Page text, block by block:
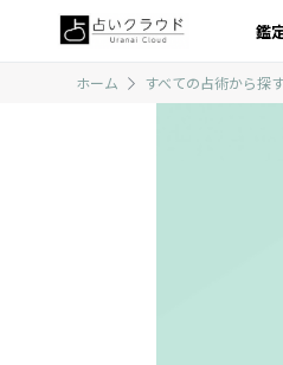
鑑
ホーム すべての占術から探